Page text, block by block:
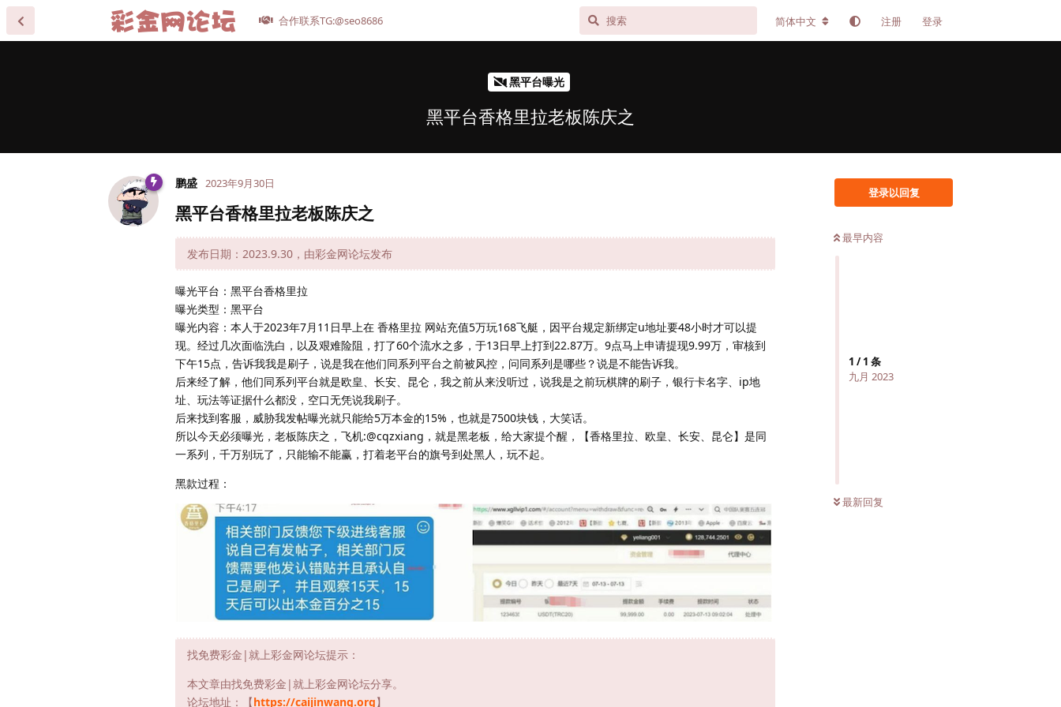
合作联系TG:@seo8686 简体中文 注册 登录
黑平台曝光
黑平台香格里拉老板陈庆之
登录以回复
最早内容
1 /1 条
九月 2023
最新回复
鹏盛 2023年9月30日
黑平台香格里拉老板陈庆之
发布日期：2023.9.30，由彩金网论坛发布
曝光平台：黑平台香格里拉
曝光类型：黑平台
曝光内容：本人于2023年7月11日早上在 香格里拉 网站充值5万玩168飞艇，因平台规定新绑定u地址要48小时才可以提
现。经过几次面临洗白，以及艰难险阻，打了60个流水之多，于13日早上打到22.87万。9点马上申请提现9.99万，审核到
下午15点，告诉我我是刷子，说是我在他们同系列平台之前被风控，问同系列是哪些？说是不能告诉我。
后来经了解，他们同系列平台就是欧皇、长安、昆仑，我之前从来没听过，说我是之前玩棋牌的刷子，银行卡名字、ip地
址、玩法等证据什么都没，空口无凭说我刷子。
后来找到客服，威胁我发帖曝光就只能给5万本金的15%，也就是7500块钱，大笑话。
所以今天必须曝光，老板陈庆之，飞机:@cqzxiang，就是黑老板，给大家提个醒，【香格里拉、欧皇、长安、昆仑】是同
一系列，千万别玩了，只能输不能赢，打着老平台的旗号到处黑人，玩不起。
黑款过程：
找免费彩金|就上彩金网论坛提示：
本文章由找免费彩金|就上彩金网论坛分享。
论坛地址：【https://caijinwang.org】